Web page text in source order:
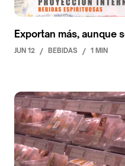
Exportan más, aunque
JUN 12 / BEBIDAS / 1 MIN